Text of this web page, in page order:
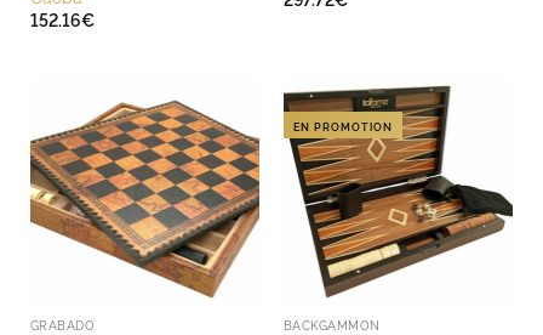
152.16€
GRABADO
EN PROMOTION
BACKGAMMON